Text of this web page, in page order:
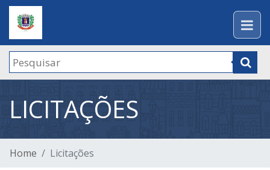
LICITAÇÕES
Home Licitações